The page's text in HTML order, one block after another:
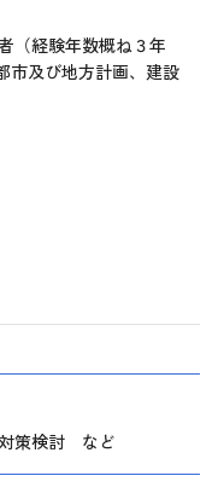
（経験年数概ね３年
市及び地方計画、建設
策検討 など